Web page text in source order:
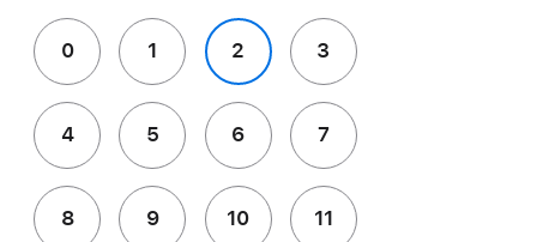
0 1 2 3
4 5 6 7
8 9 10 11